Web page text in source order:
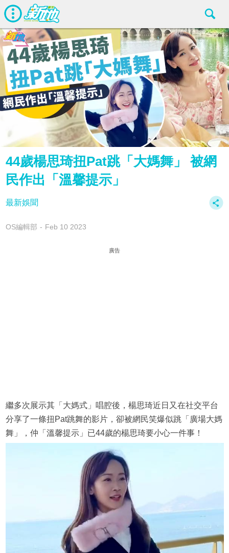
44歲楊思琦扭Pat跳「大媽舞」 被網
民作出「溫馨提示」
最新娛聞
OS編輯部 Feb 10 2023
廣告
繼多次展示其「大媽式」唱腔後，楊思琦近日又在社交平台
分享了一條扭Pat跳舞的影片，卻被網民笑爆似跳「廣場大媽
舞」，仲「溫馨提示」已44歲的楊思琦要小心一件事！